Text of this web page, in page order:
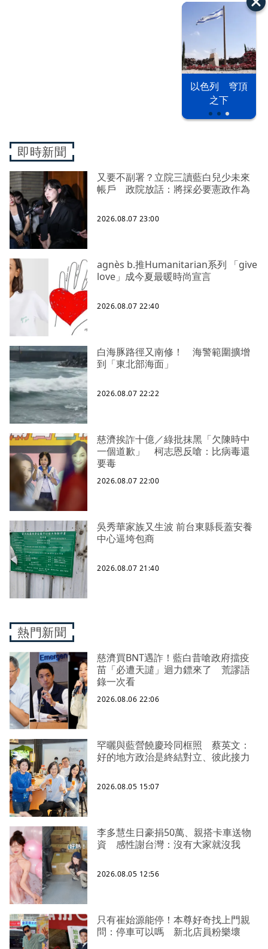
以色列 穹頂
之下
即時新聞
又要不副署？立院三讀藍白兒少未來
帳戶 政院放話：將採必要憲政作為
2026.08.07 23:00
agnès b.推Humanitarian系列 「give
love」成今夏最暖時尚宣言
2026.08.07 22:40
白海豚路徑又南修！ 海警範圍擴增
到「東北部海面」
2026.08.07 22:22
慈濟挨詐十億／綠批抹黑「欠陳時中
一個道歉」 柯志恩反嗆：比病毒還
要毒
2026.08.07 22:00
吳秀華家族又生波 前台東縣長蓋安養
中心逼垮包商
2026.08.07 21:40
熱門新聞
慈濟買BNT遇詐！藍白昔嗆政府擋疫
苗「必遭天譴」迴力鏢來了 荒謬語
錄一次看
2026.08.06 22:06
罕曬與藍營饒慶玲同框照 蔡英文：
好的地方政治是終結對立、彼此接力
2026.08.05 15:07
李多慧生日豪捐50萬、親搭卡車送物
資 感性謝台灣：沒有大家就沒我
2026.08.05 12:56
只有崔始源能停！本尊好奇找上門親
問：停車可以嗎 新北店員粉樂壞